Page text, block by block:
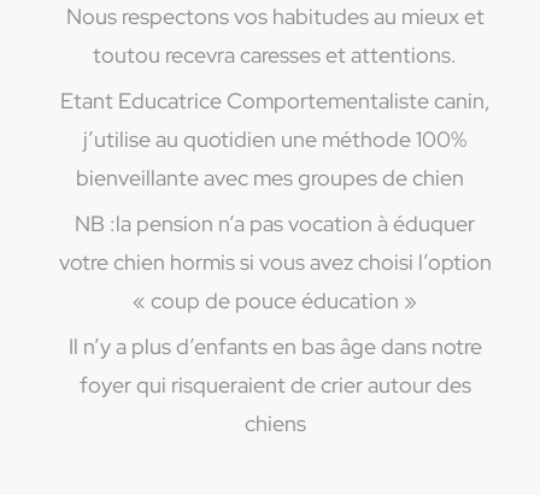
Nous respectons vos habitudes au mieux et
toutou recevra caresses et attentions.
Etant Educatrice Comportementaliste canin,
j’utilise au quotidien une méthode 100%
bienveillante avec mes groupes de chien
NB :la pension n’a pas vocation à éduquer
votre chien hormis si vous avez choisi l’option
« coup de pouce éducation »
Il n’y a plus d’enfants en bas âge dans notre
foyer qui risqueraient de crier autour des
chiens